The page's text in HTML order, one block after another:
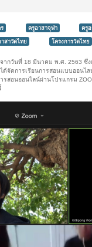
ครูอาสาจุฬา ครู
สาวัดไทย โครงการวัดไทย
กวันที่ 18 มีนาคม พ.ศ. 2563 ซึ่
ได้จัดการเรียนการสอนแบบออน
รสอนออนไลน์ผ่านโปรแกรม